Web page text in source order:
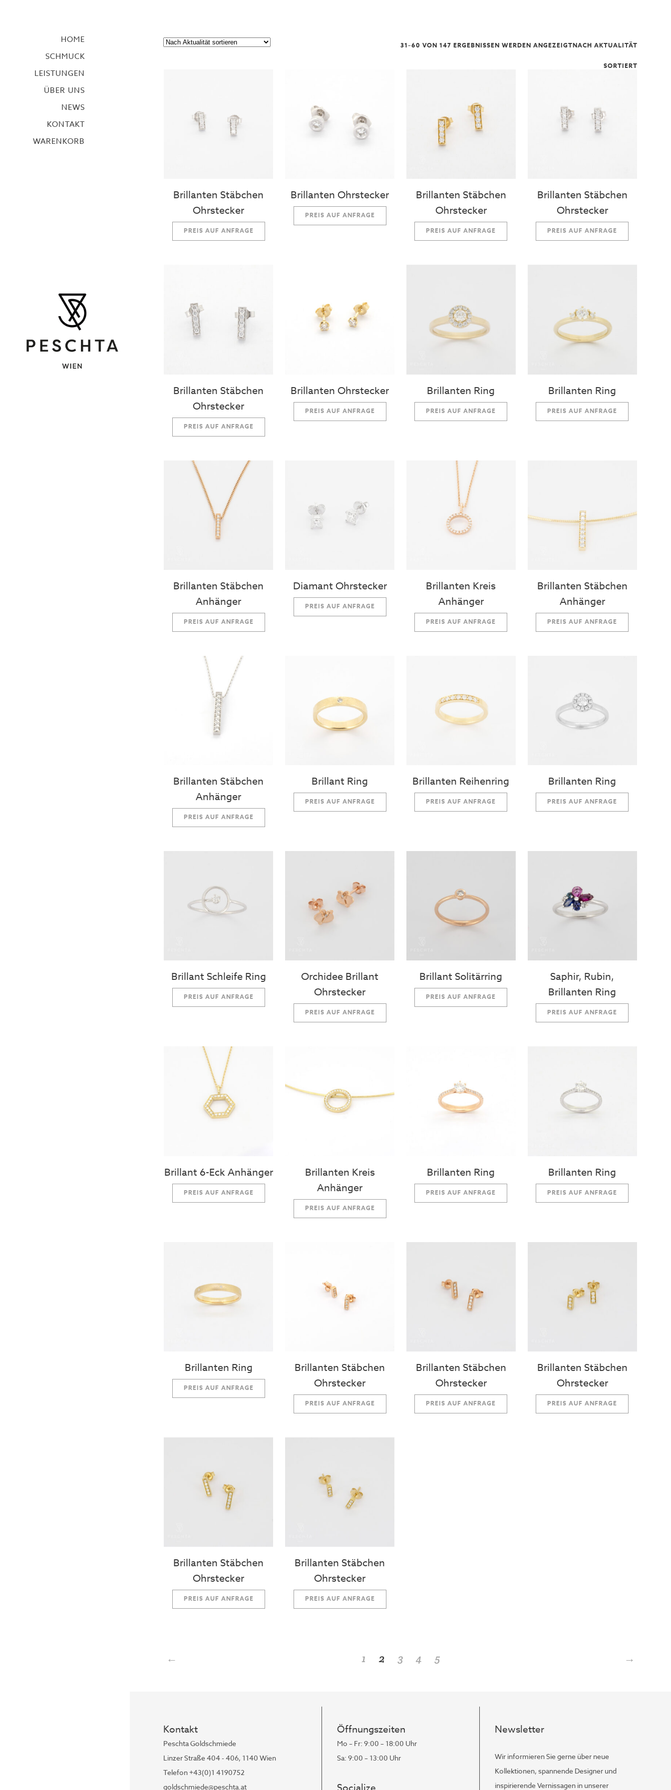
HOME
SCHMUCK
LEISTUNGEN
ÜBER UNS
NEWS
KONTAKT
WARENKORB
31–60 VON 147 ERGEBNISSEN WERDEN ANGEZEIGTNACH AKTUALITÄT
SORTIERT
Brillanten Stäbchen
Ohrstecker
PREIS AUF ANFRAGE
Brillanten Ohrstecker
PREIS AUF ANFRAGE
Brillanten Stäbchen
Ohrstecker
PREIS AUF ANFRAGE
Brillanten Stäbchen
Ohrstecker
PREIS AUF ANFRAGE
Brillanten Stäbchen
Ohrstecker
PREIS AUF ANFRAGE
Brillanten Ohrstecker
PREIS AUF ANFRAGE
Brillanten Ring
PREIS AUF ANFRAGE
Brillanten Ring
PREIS AUF ANFRAGE
Brillanten Stäbchen
Anhänger
PREIS AUF ANFRAGE
Diamant Ohrstecker
PREIS AUF ANFRAGE
Brillanten Kreis
Anhänger
PREIS AUF ANFRAGE
Brillanten Stäbchen
Anhänger
PREIS AUF ANFRAGE
Brillanten Stäbchen
Anhänger
PREIS AUF ANFRAGE
Brillant Ring
PREIS AUF ANFRAGE
Brillanten Reihenring
PREIS AUF ANFRAGE
Brillanten Ring
PREIS AUF ANFRAGE
Brillant Schleife Ring
PREIS AUF ANFRAGE
Orchidee Brillant
Ohrstecker
PREIS AUF ANFRAGE
Brillant Solitärring
PREIS AUF ANFRAGE
Saphir, Rubin,
Brillanten Ring
PREIS AUF ANFRAGE
Brillant 6-Eck Anhänger
PREIS AUF ANFRAGE
Brillanten Kreis
Anhänger
PREIS AUF ANFRAGE
Brillanten Ring
PREIS AUF ANFRAGE
Brillanten Ring
PREIS AUF ANFRAGE
Brillanten Ring
PREIS AUF ANFRAGE
Brillanten Stäbchen
Ohrstecker
PREIS AUF ANFRAGE
Brillanten Stäbchen
Ohrstecker
PREIS AUF ANFRAGE
Brillanten Stäbchen
Ohrstecker
PREIS AUF ANFRAGE
Brillanten Stäbchen
Ohrstecker
PREIS AUF ANFRAGE
Brillanten Stäbchen
Ohrstecker
PREIS AUF ANFRAGE
← 1 2 3 4 5 →
Kontakt
Peschta Goldschmiede
Linzer Straße 404 - 406, 1140 Wien
Telefon +43(0)1 4190752
goldschmiede@peschta.at
Öffnungszeiten
Mo – Fr: 9:00 – 18:00 Uhr
Sa: 9:00 – 13:00 Uhr
Newsletter
Wir informieren Sie gerne über neue
Kollektionen, spannende Designer und
inspirierende Vernissagen in unserer